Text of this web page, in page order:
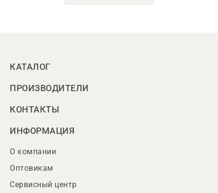
КАТАЛОГ
ПРОИЗВОДИТЕЛИ
КОНТАКТЫ
ИНФОРМАЦИЯ
О компании
Оптовикам
Сервисный центр